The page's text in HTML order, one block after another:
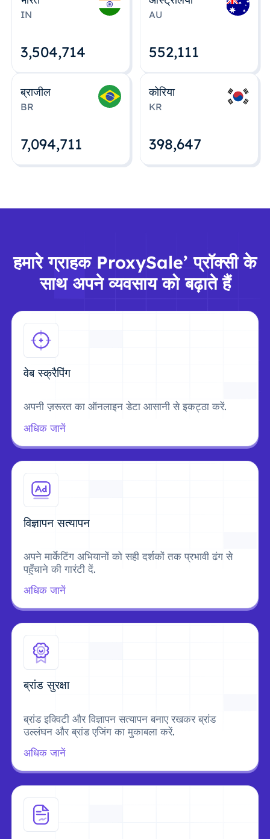
IN
3,504,715
AU
552,112
ब्राजील
BR
7,094,712
कोरिया
KR
398,648
हमारे ग्राहक ProxySale’ प्रॉक्सी के
साथ अपने व्यवसाय को बढ़ाते हैं
वेब स्क्रैपिंग
अपनी ज़रूरत का ऑनलाइन डेटा आसानी से इकट्ठा करें.
अधिक जानें
विज्ञापन सत्यापन
अपने मार्केटिंग अभियानों को सही दर्शकों तक प्रभावी ढंग से
पहुँचाने की गारंटी दें.
अधिक जानें
ब्रांड सुरक्षा
ब्रांड इक्विटी और विज्ञापन सत्यापन बनाए रखकर ब्रांड
उल्लंघन और ब्रांड एजिंग का मुकाबला करें.
अधिक जानें